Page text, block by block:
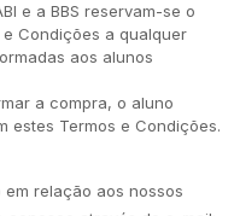
e a BBS reservam-se o
Condições a qualquer
aos alunos
a compra, o aluno
estes Termos e Condições.
relação aos nossos